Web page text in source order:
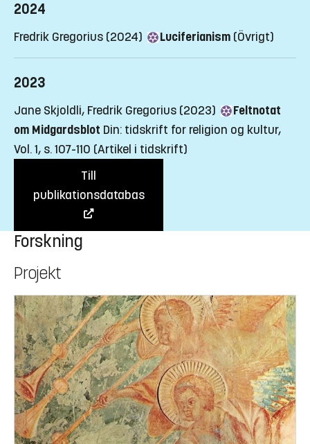
2024
Fredrik Gregorius (2024) Luciferianism (Övrigt)
2023
Jane Skjoldli, Fredrik Gregorius (2023)
Feltnotat
om Midgardsblot Din: tidskrift for religion og kultur,
Vol. 1, s. 107-110 (Artikel i tidskrift)
Till
publikationsdatabas
Forskning
Projekt